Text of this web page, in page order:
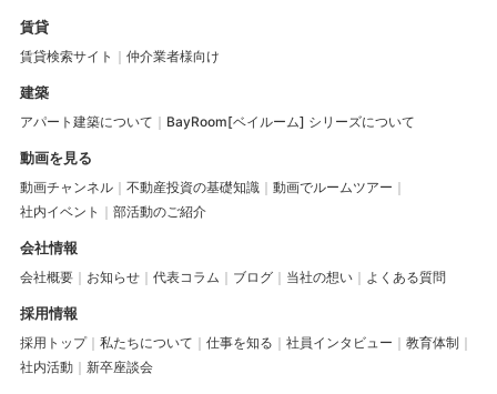
賃貸
賃貸検索サイト 仲介業者様向け
建築
アパート建築について BayRoom[ベイルーム] シリーズについて
動画を見る
動画チャンネル 不動産投資の基礎知識
動画でルームツアー
社内イベント
部活動のご紹介
会社情報
会社概要 お知らせ 代表コラム ブログ 当社の想い よくある質問
採用情報
採用トップ 私たちについて 仕事を知る 社員インタビュー
教育体制
社内活動
新卒座談会